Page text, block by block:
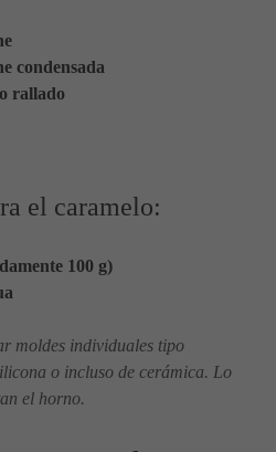
condensada
rallado
el caramelo:
100 g)
moldes individuales tipo
o incluso de cerámica. Lo
el horno.